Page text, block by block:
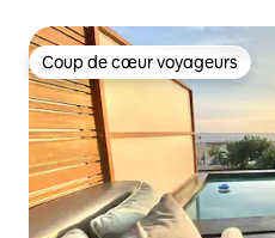
Coup de cœur voyageurs
Coup de cœur voyageurs